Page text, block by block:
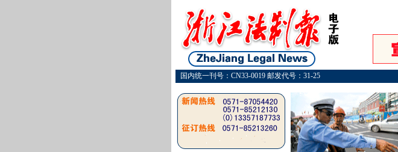
国内统一刊号：CN33-0019 邮发代号：31-25